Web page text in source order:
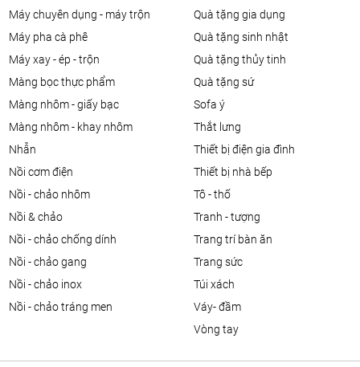
máy chuyên dụng - máy trộn
máy pha cà phê
máy xay - ép - trộn
màng bọc thực phẩm
màng nhôm - giấy bạc
màng nhôm - khay nhôm
nhẫn
nồi cơm điện
nồi - chảo nhôm
nồi & chảo
nồi - chảo chống dính
nồi - chảo gang
nồi - chảo inox
nồi - chảo tráng men
quà tặng gia dụng
quà tặng sinh nhật
quà tặng thủy tinh
quà tặng sứ
sofa ý
thắt lưng
thiết bị điện gia đình
thiết bị nhà bếp
tô - thố
tranh - tượng
trang trí bàn ăn
trang sức
túi xách
váy- đầm
vòng tay